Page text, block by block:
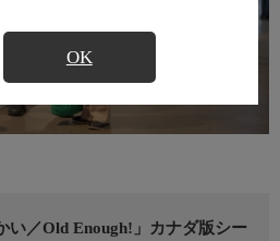
OK
い／Old Enough!」カナダ版シー